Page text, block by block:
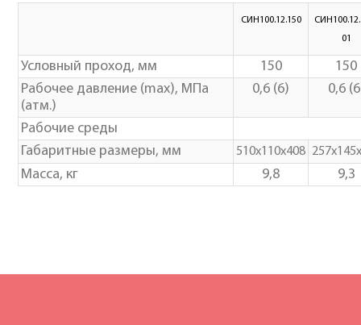
СИН100.12.150
01
Условный проход, мм 150
150
Рабочее давление (max), МПа
(атм.)
0,6 (6) 0,6
Рабочие среды
Габаритные размеры, мм
510х110х408
Масса, кг 9,8 9,3